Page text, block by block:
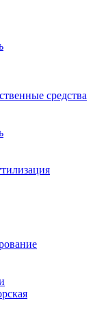
средства